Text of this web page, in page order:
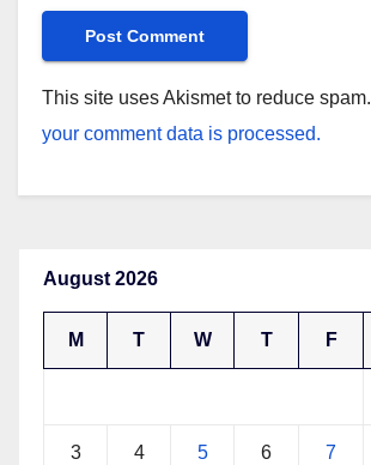
This site uses Akismet to reduce spam.
your comment data is processed.
August 2026
M T W T F
3 4 5 6 7